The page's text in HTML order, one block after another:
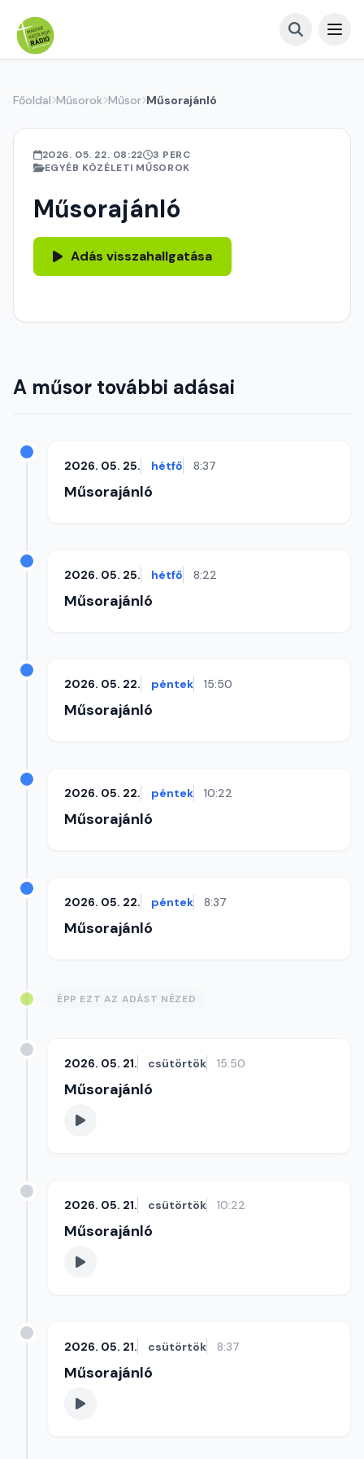
Főoldal Műsorok Műsor Műsorajánló
2026. 05. 22. 08:22
3 PERC
EGYÉB KÖZÉLETI MŰSOROK
Műsorajánló
Adás visszahallgatása
A műsor további adásai
2026. 05. 25. hétfő 8:37
Műsorajánló
2026. 05. 25. hétfő 8:22
Műsorajánló
2026. 05. 22. péntek 15:50
Műsorajánló
2026. 05. 22. péntek 10:22
Műsorajánló
2026. 05. 22. péntek 8:37
Műsorajánló
ÉPP EZT AZ ADÁST NÉZED
2026. 05. 21. csütörtök 15:50
Műsorajánló
2026. 05. 21. csütörtök 10:22
Műsorajánló
2026. 05. 21. csütörtök 8:37
Műsorajánló